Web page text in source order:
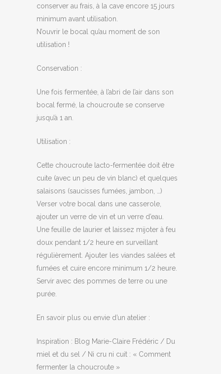
conserver au frais, à la cave encore 15 jours
minimum avant utilisation.
N’ouvrir le bocal qu’au moment de son
utilisation !
Conservation :
Une fois fermentée, à l’abri de l’air dans son
bocal fermé, la choucroute se conserve
jusqu’à 1 an.
Utilisation :
Cette choucroute lacto-fermentée doit être
cuite (avec un peu de vin blanc) et quelques
salaisons (saucisses fumées, jambon, …)
Verser votre bocal dans une casserole,
ajouter un verre de vin et un verre d’eau.
Une feuille de laurier et laissez mijoter à feu
doux pendant 1/2 heure en surveillant
régulièrement. Ajouter les viandes salées et
fumées et cuire encore minimum 1/2 heure.
Servir avec des pommes de terre ou une
purée.
En savoir plus ou envie d’un atelier :
Inspiration : Blog Marie-Claire Frédéric / Du
miel et du sel / Ni cru ni cuit : « Comment
fermenter la choucroute »